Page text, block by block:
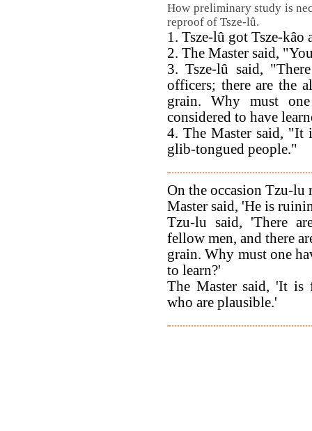
How preliminary study is
reproof of Tsze-lû.
1. Tsze-lû got Tsze-
2. The Master said,
3. Tsze-lû said,
officers; there are the
grain. Why must
considered to have
4. The Master said, "It
glib-tongued people."
On the occasion Tzu-lu
Master said, 'He is
Tzu-lu said, 'There
fellow men, and there
grain. Why must one
to learn?'
The Master said, 'It is
who are plausible.'